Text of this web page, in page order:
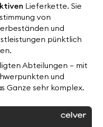
Lieferkette. Sie
von
und
pünktlich
Abteilungen – mit
und
Ganze sehr komplex.